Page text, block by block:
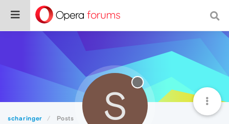
scharinger Posts S